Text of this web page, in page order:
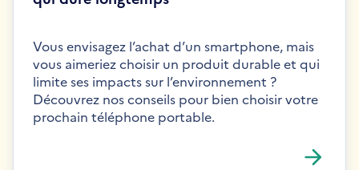
Vous envisagez l’achat d’un smartphone, mais
vous aimeriez choisir un produit durable et qui
limite ses impacts sur l’environnement ?
Découvrez nos conseils pour bien choisir votre
prochain téléphone portable.